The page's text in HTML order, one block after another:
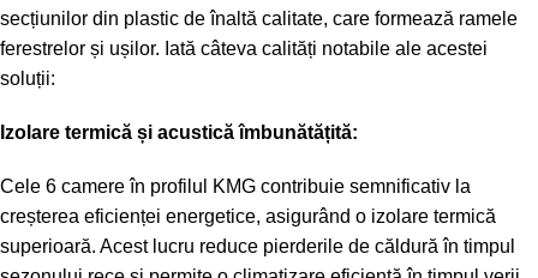
secțiunilor din plastic de înaltă calitate, care formează ramele
ferestrelor și ușilor. Iată câteva calități notabile ale acestei
soluții:
Izolare termică și acustică îmbunătățită:
Cele 6 camere în profilul KMG contribuie semnificativ la
creșterea eficienței energetice, asigurând o izolare termică
superioară. Acest lucru reduce pierderile de căldură în timpul